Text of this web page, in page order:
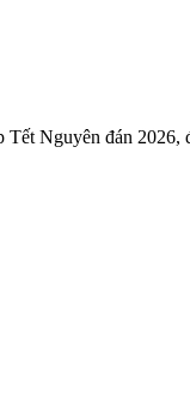
Nguyên đán